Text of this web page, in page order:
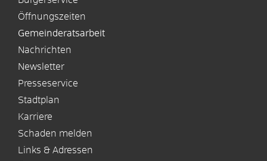
Öffnungszeiten
Gemeinderatsarbeit
Nachrichten
Newsletter
Presseservice
Stadtplan
Karriere
Schaden melden
Links & Adressen